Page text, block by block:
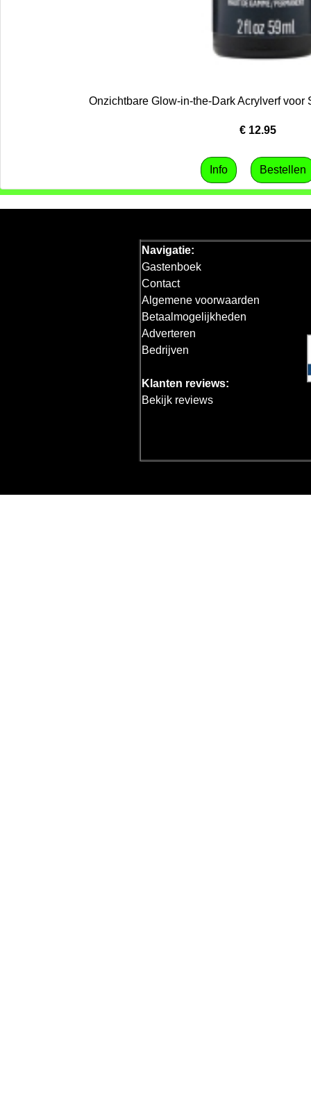
Onzichtbare Glow-in-the-Dark Acrylverf voor
€ 12.95
Navigatie:
Gastenboek
Contact
Algemene voorwaarden
Betaalmogelijkheden
Adverteren
Bedrijven
Klanten reviews:
Bekijk reviews